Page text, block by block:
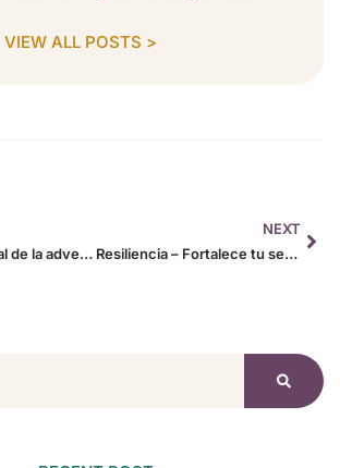
VIEW ALL POSTS >
Sentido espiritual de la adversidad
NEXT
Resiliencia – Fortalece tu ser aprovechando la adversidad